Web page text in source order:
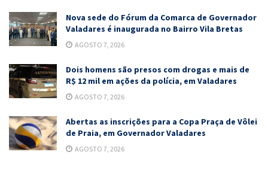
Nova sede do Fórum da Comarca de Governador
Valadares é inaugurada no Bairro Vila Bretas
AGOSTO 7, 2026
Dois homens são presos com drogas e mais de
R$ 12 mil em ações da polícia, em Valadares
AGOSTO 7, 2026
Abertas as inscrições para a Copa Praça de Vôlei
de Praia, em Governador Valadares
AGOSTO 7, 2026